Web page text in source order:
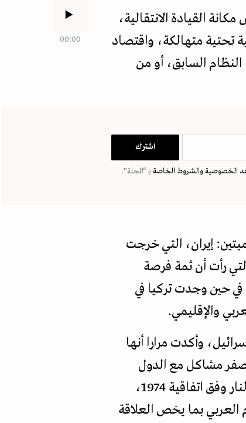
القيادة الانتقالية،
تحتية متهالكة، واقتصاد
السابق، أو من
الخصوصيةوالشروط الخاصة بـ “المجلة".
إيران، التي خرجت
رأت أن ثمة فرصة
في حين وجدت تركيا في
والإقليمي.
وأكدت مرارا أنها
مشاكل مع الدول
المجاورة، وأن كل ما تريده من إسرائيل هو وقف اعتداءاتها، والالتزام بخطوط وقف إطلاق النار وفق اتفاقية 1974،
العربي بما يخص العلاقة
00:00